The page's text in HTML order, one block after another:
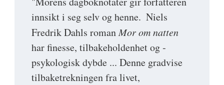
innsikt i seg selv og henne. ­ Niels
Fredrik Dahls romanMor om natten
har ­finesse, tilbakeholdenhet og ­
psykologisk dybde ... Denne gradvise
tilbaketrekningen fra livet,